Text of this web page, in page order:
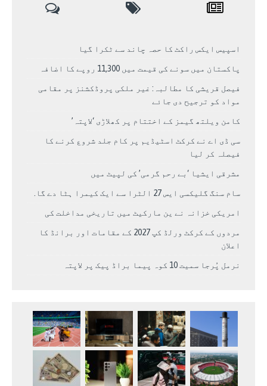
اسپیس ایکس راکٹ کا حصہ چاند سے ٹکرا گیا
پاکستان میں سونے کی قیمت میں 11,300 روپے کا اضافہ
فیصل قریشی کا مطالبہ: غیر ملکی پروڈکشنز پر مقامی
مواد کو ترجیح دی جائے
کامن ویلتھ گیمز کے اختتام پر کھلاڑی ‘لاپتہ’
سی ڈی اے نے کرکٹ اسٹیڈیم پر کام جلد شروع کرنے کا
فیصلہ کر لیا
مشرقی ایشیا ‘بے رحم گرمی’ کی لپیٹ میں
سام سنگ گلیکسی ایس 27 الٹرا سے ایک کیمرا ہٹا دے گا.
امریکی خزانہ نے ین مارکیٹ میں تاریخی مداخلت کی
مردوں کے کرکٹ ورلڈ کپ 2027 کے مقامات اور برانڈ کا
اعلان
نرمل پُرجا سمیت 10 کوہ پیما براڈ پیک پر لاپتہ